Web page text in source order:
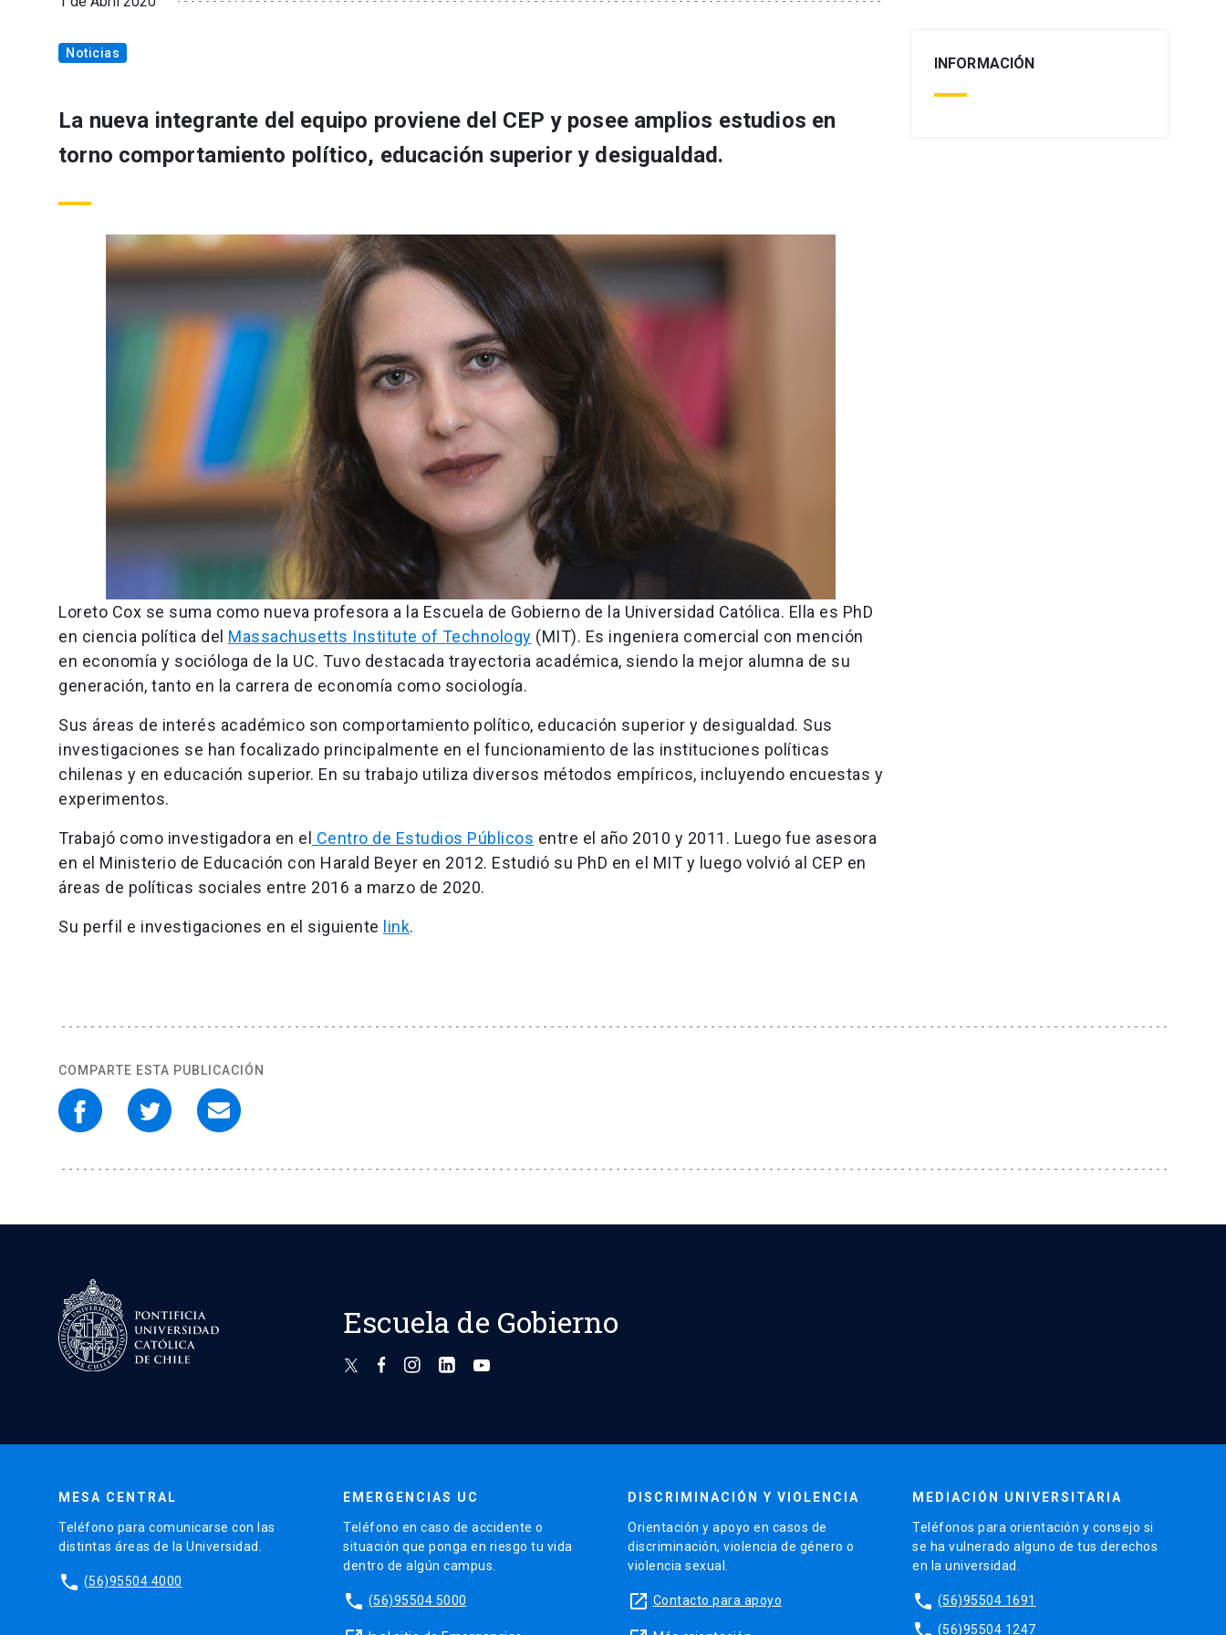
Noticias
La nueva integrante del equipo proviene del CEP y posee amplios estudios en
torno comportamiento político, educación superior y desigualdad.
Loreto Cox se suma como nueva profesora a la Escuela de Gobierno de la Universidad Católica. Ella es PhD
en ciencia política del Massachusetts Institute of Technology (MIT). Es ingeniera comercial con mención
en economía y socióloga de la UC. Tuvo destacada trayectoria académica, siendo la mejor alumna de su
generación, tanto en la carrera de economía como sociología.
Sus áreas de interés académico son comportamiento político, educación superior y desigualdad. Sus
investigaciones se han focalizado principalmente en el funcionamiento de las instituciones políticas
chilenas y en educación superior. En su trabajo utiliza diversos métodos empíricos, incluyendo encuestas y
experimentos.
Trabajó como investigadora en el Centro de Estudios Públicos entre el año 2010 y 2011. Luego fue asesora
en el Ministerio de Educación con Harald Beyer en 2012. Estudió su PhD en el MIT y luego volvió al CEP en
áreas de políticas sociales entre 2016 a marzo de 2020.
Su perfil e investigaciones en el siguiente link.
INFORMACIÓN
COMPARTE ESTA PUBLICACIÓN
Escuela de Gobierno
MESA CENTRAL
Teléfono para comunicarse con las
distintas áreas de la Universidad.
phone (56)95504 4000
EMERGENCIAS UC
Teléfono en caso de accidente o
situación que ponga en riesgo tu vida
dentro de algún campus.
phone (56)95504 5000
DISCRIMINACIÓN Y VIOLENCIA
Orientación y apoyo en casos de
discriminación, violencia de género o
violencia sexual.
launch Contacto para apoyo
MEDIACIÓN UNIVERSITARIA
Teléfonos para orientación y consejo si
se ha vulnerado alguno de tus derechos
en la universidad.
phone (56)95504 1691
phone (56)95504 1247